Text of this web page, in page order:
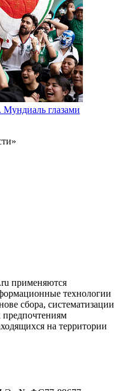
глазами
применяются
технологии
сбора, систематизации
предпочтениям
на территории